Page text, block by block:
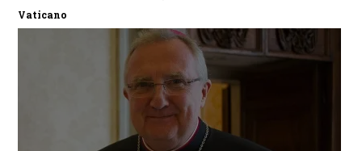
Vaticano